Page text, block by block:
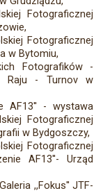
Fotograficznej
Fotograficznej
w Bytomiu,
Fotografików -
Raju - Turnov w
AF13'' - wystawa
Fotograficznej
w Bydgoszczy,
Fotograficznej
AF13''- Urząd
,,Fokus'' JTF-